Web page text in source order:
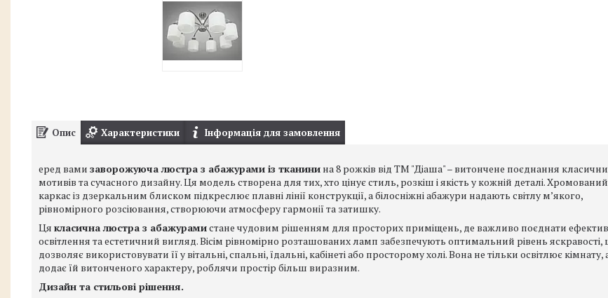
Опис Характеристики Інформація для замовлення
еред вами заворожуюча люстра з абажурами із тканини на 8 рожків від ТМ "Діаша" – витончене поєднання
мотивів та сучасного дизайну. Ця модель створена для тих, хто цінує стиль, розкіш і якість у кожній деталі. Хромований
каркас із дзеркальним блиском підкреслює плавні лінії конструкції, а білосніжні абажури надають світлу м’якого,
рівномірного розсіювання, створюючи атмосферу гармонії та затишку.
Ця класична люстра з абажурамистане чудовим рішенням для просторих приміщень, де важливо поєднати
освітлення та естетичний вигляд. Вісім рівномірно розташованих ламп забезпечують оптимальний рівень яскравості,
дозволяє використовувати її у вітальні, спальні, їдальні, кабінеті або просторому холі. Вона не тільки освітлює кімнату,
додає їй витонченого характеру, роблячи простір більш виразним.
Дизайн та стильові рішення.